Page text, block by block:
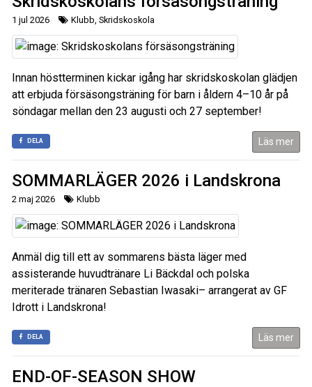
1 jul 2026 Klubb, Skridskoskola
Innan höstterminen kickar igång har skridskoskolan glädjen
att erbjuda försäsongsträning för barn i åldern 4–10 år på
söndagar mellan den 23 augusti och 27 september!
DELA Läs mer
SOMMARLÄGER 2026 i Landskrona
2 maj 2026 Klubb
Anmäl dig till ett av sommarens bästa läger med
assisterande huvudtränare Li Bäckdal och polska
meriterade tränaren Sebastian Iwasaki– arrangerat av GF
Idrott i Landskrona!
DELA Läs mer
END-OF-SEASON SHOW